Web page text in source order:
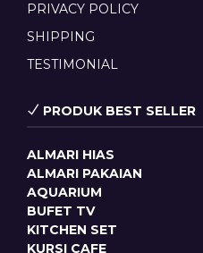
PRIVACY POLICY
SHIPPING
TESTIMONIAL
PRODUK BEST SELLER
ALMARI HIAS
ALMARI PAKAIAN
AQUARIUM
BUFET TV
KITCHEN SET
KURSI CAFE